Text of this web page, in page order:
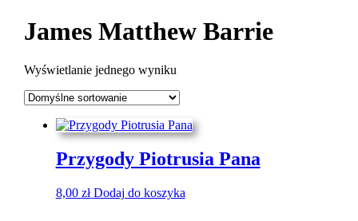
James Matthew Barrie
Wyświetlanie jednego wyniku
Przygody Piotrusia Pana
8,00 zł Dodaj do koszyka